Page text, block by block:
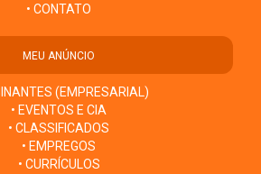
• CONTATO
MEU ANÚNCIO
(EMPRESARIAL)
• EVENTOS E CIA
• CLASSIFICADOS
• EMPREGOS
• CURRÍCULOS